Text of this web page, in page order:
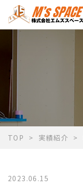
TOP 実績紹介
2023.06.15